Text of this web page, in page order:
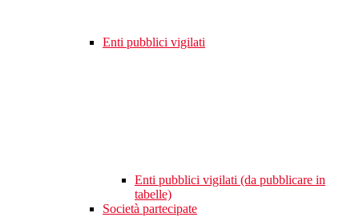
Enti pubblici vigilati
Enti pubblici vigilati (da pubblicare in
tabelle)
Società partecipate